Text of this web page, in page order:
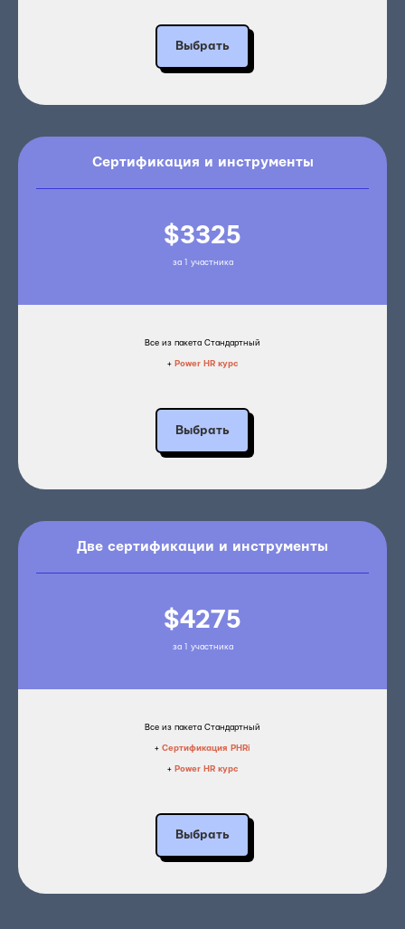
Выбрать
Сертификация и инструменты
$3325
за 1 участника
Все из пакета Стандартный
+ Power HR курс
Выбрать
Две сертификации и инструменты
$4275
за 1 участника
Все из пакета Стандартный
+ Сертификация PHRi
+ Power HR курс
Выбрать